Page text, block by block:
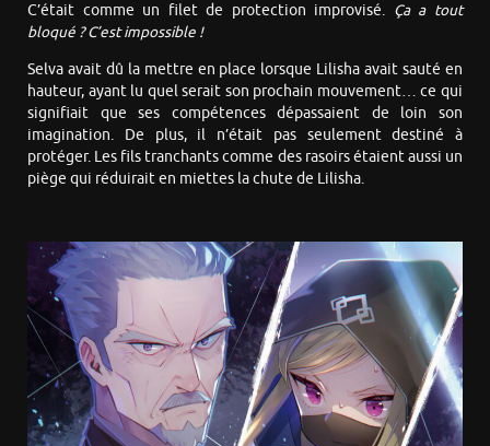
C’était comme un filet de protection improvisé. Ça a tout
bloqué ? C’est impossible !
Selva avait dû la mettre en place lorsque Lilisha avait sauté en
hauteur, ayant lu quel serait son prochain mouvement… ce qui
signifiait que ses compétences dépassaient de loin son
imagination. De plus, il n’était pas seulement destiné à
protéger. Les fils tranchants comme des rasoirs étaient aussi un
piège qui réduirait en miettes la chute de Lilisha.